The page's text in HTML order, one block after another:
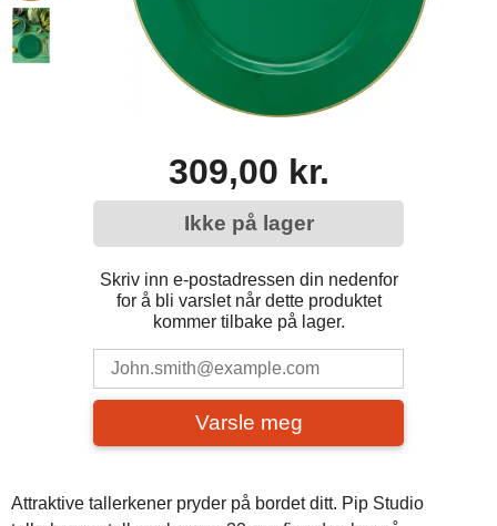
309,00 kr.
Ikke på lager
Skriv inn e-postadressen din nedenfor
for å bli varslet når dette produktet
kommer tilbake på lager.
Varsle meg
Attraktive tallerkener pryder på bordet ditt. Pip Studio